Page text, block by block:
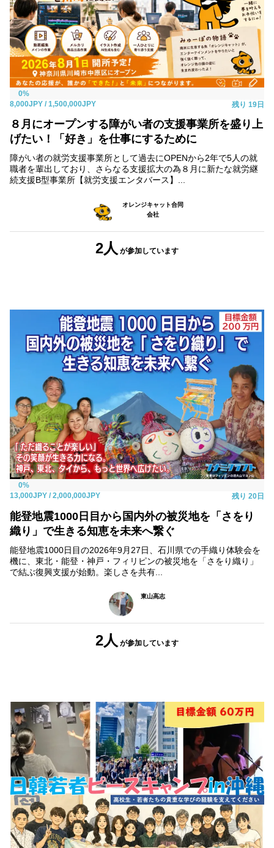
0%
8,000JPY / 1,500,000JPY 残り 19日
８月にオープンする障がい者の支援事業所を盛り上
げたい！「好き」を仕事にするために
障がい者の就労支援事業所として過去にOPENから2年で5人の就
職者を輩出しており、さらなる支援拡大の為８月に新たな就労継
続支援B型事業所【就労支援エンタバース】...
オレンジキャット合同
会社
2人 が参加しています
0%
13,000JPY / 2,000,000JPY 残り 20日
能登地震1000日目から国内外の被災地を「さをり
織り」で生きる知恵を未来へ繋ぐ
能登地震1000日目の2026年9月27日、石川県での手織り体験会を
機に、東北・能登・神戸・フィリピンの被災地を「さをり織り」
で結ぶ復興支援が始動。楽しさを共有...
東山高志
2人 が参加しています